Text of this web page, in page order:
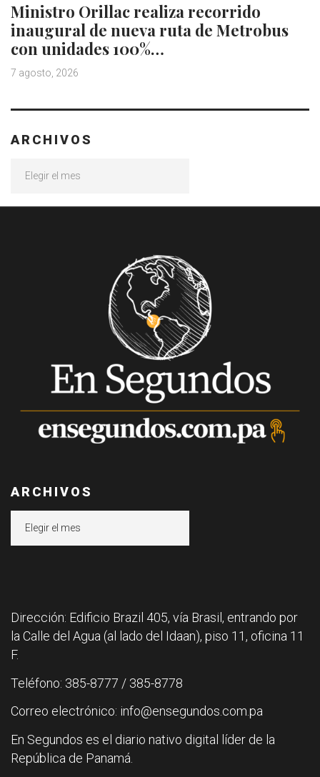
Ministro Orillac realiza recorrido
inaugural de nueva ruta de Metrobus
con unidades 100%…
7 agosto, 2026
ARCHIVOS
ARCHIVOS
Dirección: Edificio Brazil 405, vía Brasil, entrando por
la Calle del Agua (al lado del Idaan), piso 11, oficina 11
F.
Teléfono: 385-8777 / 385-8778
Correo electrónico: info@ensegundos.com.pa
En Segundos es el diario nativo digital líder de la
República de Panamá.